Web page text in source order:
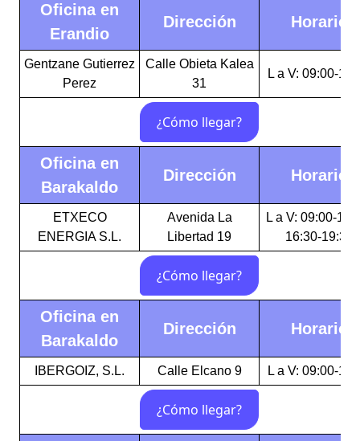
Oficina en
Erandio
Dirección Horario
Gentzane Gutierrez
Perez
Calle Obieta Kalea
31
L a V: 09:00-
Oficina en
Barakaldo
Dirección Horario
ETXECO
ENERGIA S.L.
Avenida La
Libertad 19
L a V: 09:00-
16:30-19:30
Oficina en
Barakaldo
Dirección Horario
IBERGOIZ, S.L. Calle Elcano 9 L a V: 09:00-